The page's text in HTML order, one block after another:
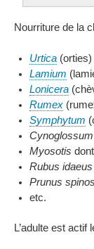
Nourriture de la
Urtica(orties)
Lamium
Lonicera
Rumex
Symphytum
Cynoglossum
Myosotis dont
Rubus idaeus
Prunus
etc.
L’adulte est actif